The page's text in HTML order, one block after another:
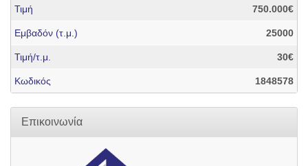
Τιμή 750.000€
Εμβαδόν (τ.μ.) 25000
Τιμή/τ.μ. 30€
Κωδικός 1848578
Επικοινωνία